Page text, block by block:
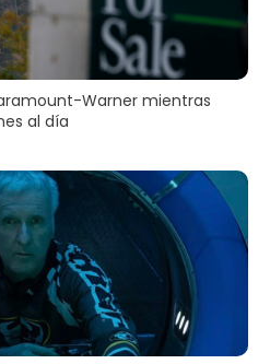
Warner mientras
al día